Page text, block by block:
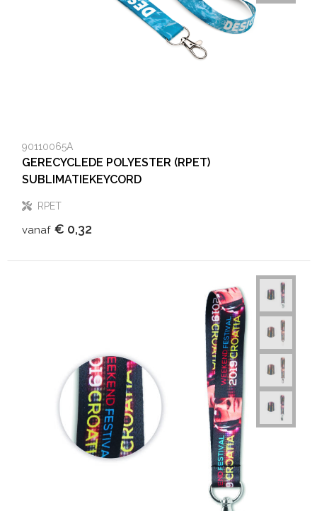
90110065A
GERECYCLEDE POLYESTER (RPET)
SUBLIMATIEKEYCORD
RPET
vanaf € 0,32